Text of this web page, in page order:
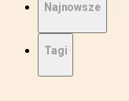
Najnowsze
Tagi